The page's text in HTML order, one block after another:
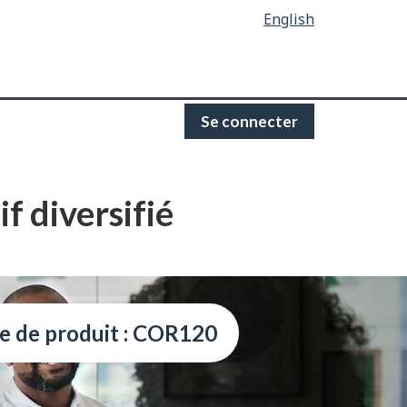
English
Se connecter
diversifié
de produit : COR120